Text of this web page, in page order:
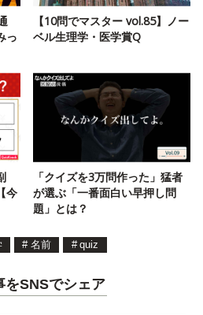
っ
【10問でマスター vol.85】ノー
ベル生理学・医学賞Q
今
「クイズを3万問作った」猛者
が選ぶ「一番面白い早押し問
題」とは？
# 名前 # quiz
をSNSでシェア